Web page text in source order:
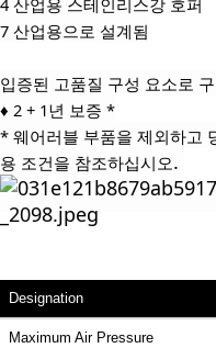
4 산업용 스테인리스강 호퍼
7 산업용으로 설계됨
입증된 고품질 구성 요소로
♦ 2 + 1년 보증 *
* 웨어러블 부품을 제외하고
용 조건을 참조하십시오.
Designation
Maximum Air Pressure